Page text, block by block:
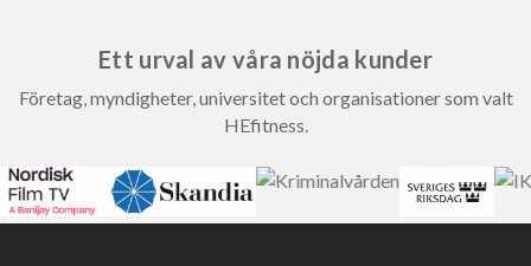
Ett urval av våra nöjda kunder
Företag, myndigheter, universitet och organisationer som valt
HEfitness.